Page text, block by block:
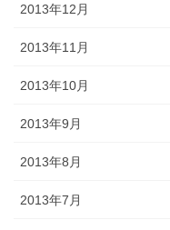
2013年12月
2013年11月
2013年10月
2013年9月
2013年8月
2013年7月